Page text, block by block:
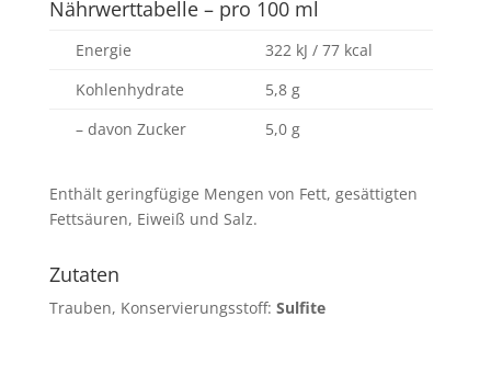
Nährwerttabelle – pro 100 ml
Energie
322 kJ / 77 kcal
Kohlenhydrate
5,8 g
– davon Zucker
5,0 g
Enthält geringfügige Mengen von Fett, gesättigten
Fettsäuren, Eiweiß und Salz.
Zutaten
Trauben, Konservierungsstoff: Sulfite